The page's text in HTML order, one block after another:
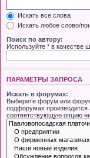
Искать все слова
Искать любое слово/
Поиск по автору:
Используйте * в качестве
ПАРАМЕТРЫ ЗАПРОСА
Искать в форумах:
Выберите форум или
подфорумах производится
соответствующую опцию